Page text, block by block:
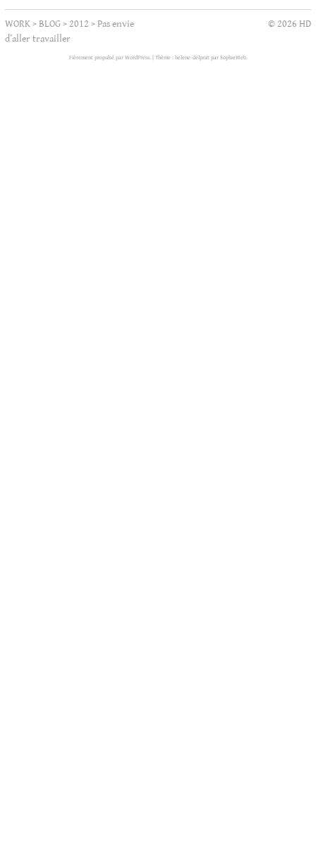
WORK>BLOG> 2012 >Pas envie
d’aller travailler
© 2026 HD
Fièrement propulsé par WordPress. Thème : helene-delprat par SophieWeb.